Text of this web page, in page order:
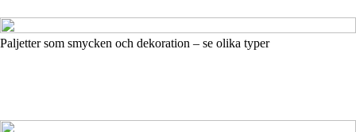
Paljetter som smycken och dekoration – se olika typer